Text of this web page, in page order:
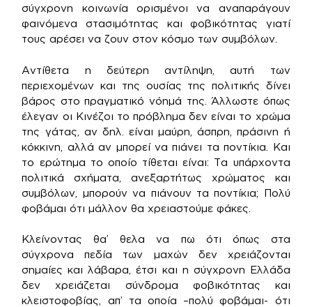
σύγχρονη κοινωνία ορισμένοι να αναπαράγουν
φαινόμενα στασιμότητας και φοβικότητας γιατί
τους αρέσει να ζουν στον κόσμο των συμβόλων.
Αντίθετα η δεύτερη αντίληψη, αυτή των
περιεχομένων και της ουσίας της πολιτικής δίνει
βάρος στο πραγματικό νόημά της. Άλλωστε όπως
έλεγαν οι Κινέζοι το πρόβλημα δεν είναι το χρώμα
της γάτας, αν δηλ. είναι μαύρη, άσπρη, πράσινη ή
κόκκινη, αλλά αν μπορεί να πιάνει τα ποντίκια. Και
το ερώτημα το οποίο τίθεται είναι: Τα υπάρχοντα
πολιτικά σχήματα, ανεξαρτήτως χρώματος και
συμβόλων, μπορούν να πιάνουν τα ποντίκια; Πολύ
φοβάμαι ότι μάλλον θα χρειαστούμε φάκες.
Κλείνοντας θα’ θελα να πω ότι όπως στα
σύγχρονα πεδία των μαχών δεν χρειάζονται
σημαίες και λάβαρα, έτσι και η σύγχρονη Ελλάδα
δεν χρειάζεται σύνδρομα φοβικότητας και
κλειστοφοβίας, απ’ τα οποία –πολύ φοβάμαι- ότι